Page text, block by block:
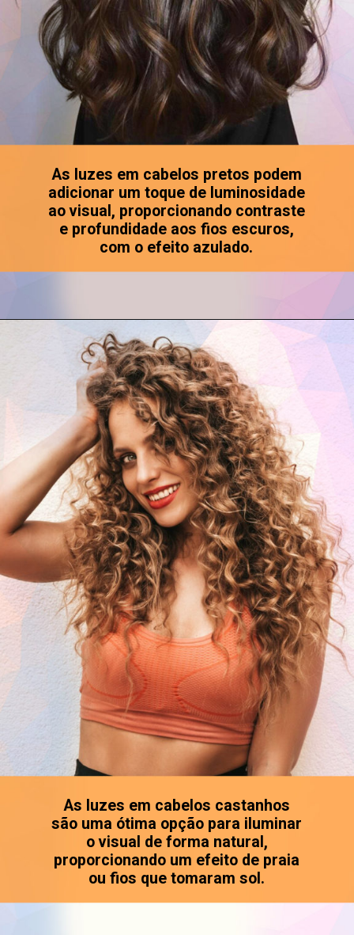
As luzes em cabelos pretos podem
adicionar um toque de luminosidade
ao visual, proporcionando contraste
e profundidade aos fios escuros,
com o efeito azulado.
As luzes em cabelos castanhos
são uma ótima opção para iluminar
o visual de forma natural,
proporcionando um efeito de praia
ou fios que tomaram sol.